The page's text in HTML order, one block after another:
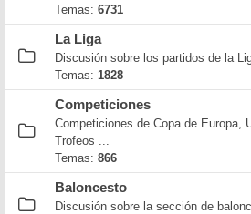
Temas: 6731
La Liga
Discusión sobre los partidos de la
Temas: 1828
Competiciones
Competiciones de Copa de Europa,
Trofeos ...
Temas: 866
Baloncesto
Discusión sobre la sección de